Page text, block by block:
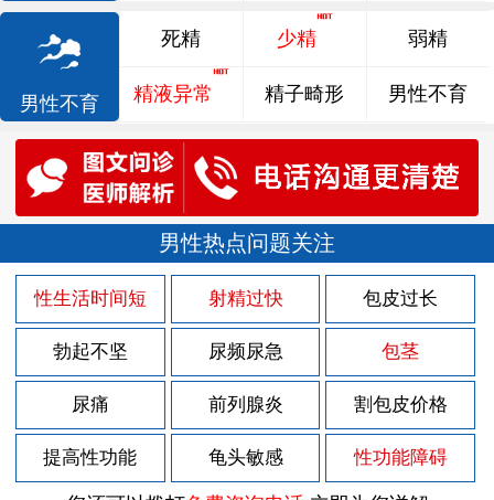
男性不育
死精 少精 弱精
精液异常 精子畸形 男性不育
男性热点问题关注
性生活时间短 射精过快 包皮过长
勃起不坚 尿频尿急 包茎
尿痛 前列腺炎 割包皮价格
提高性功能 龟头敏感 性功能障碍